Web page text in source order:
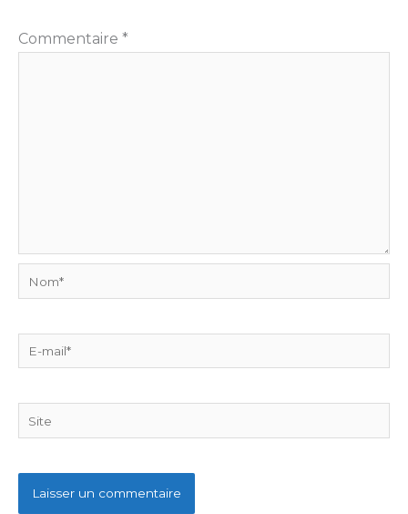
Commentaire *
Nom*
E-
mail*
Site